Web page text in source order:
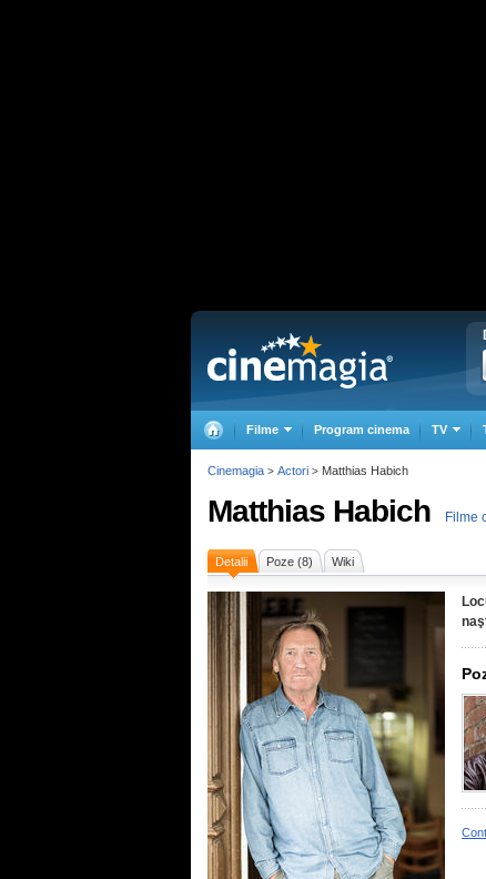
Filme Program cinema TV
Matthias Habich Filme
Detalii Poze (8) Wiki
Cinemagia > Actori > Matthias Habich